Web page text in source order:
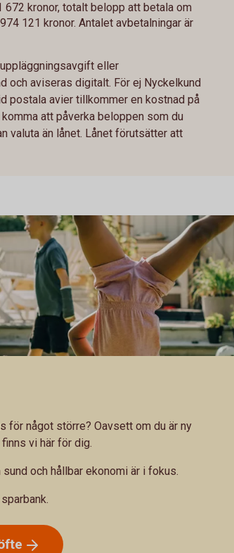
kronor, totalt belopp att betala om
121 kronor. Antalet avbetalningar är
eller
och aviseras digitalt. För ej Nyckelkund
postala avier tillkommer en kostnad på
att påverka beloppen som du
valuta än lånet. Lånet förutsätter att
för något större? Oavsett om du är ny
vi här för dig.
och hållbar ekonomi är i fokus.